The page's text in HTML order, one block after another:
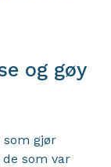
og gøy
som gjør
som var